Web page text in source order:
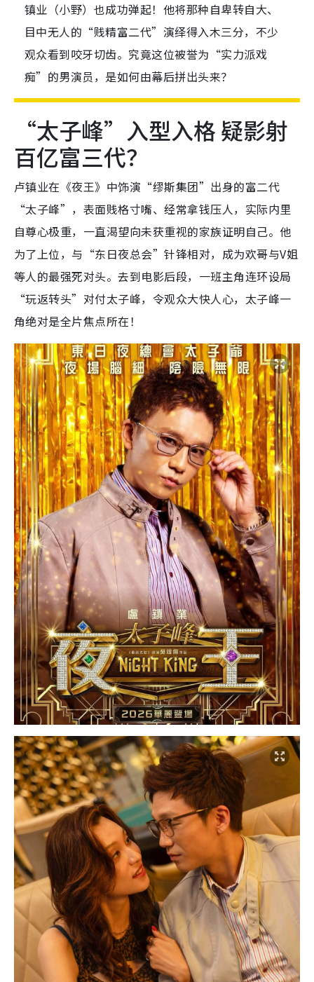
镇业（小野）也成功弹起！他将那种自卑转自大、
目中无人的“贱精富二代”演绎得入木三分，不少
观众看到咬牙切齿。究竟这位被誉为“实力派戏
痴”的男演员，是如何由幕后拼出头来？
“太子峰”入型入格 疑影射
百亿富三代？
卢镇业在《夜王》中饰演“缪斯集团”出身的富二代
“太子峰”，表面贱格寸嘴、经常拿钱压人，实际内里
自尊心极重，一直渴望向未获重视的家族证明自己。他
为了上位，与“东日夜总会”针锋相对，成为欢哥与V姐
等人的最强死对头。去到电影后段，一班主角连环设局
“玩返转头”对付太子峰，令观众大快人心，太子峰一
角绝对是全片焦点所在！